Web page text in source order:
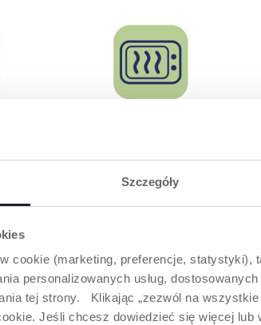
Szczegóły
cookie (marketing, preferencje, statystyki),
personalizowanych usług,
tej strony. Klikając „zezwól na
Jeśli chcesz dowiedzieć się więcej lub
Dla maksymalnego
komfortu.
KTÓRE MOGĄ CIĘ